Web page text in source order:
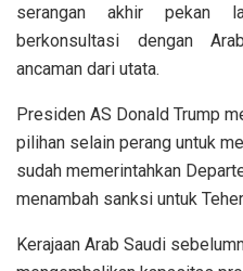
serangan akhir pekan
berkonsultasi dengan
ancaman dari utata.
Presiden AS Donald Trump
pilihan selain perang untuk
sudah memerintahkan
menambah sanksi untuk
Kerajaan Arab Saudi